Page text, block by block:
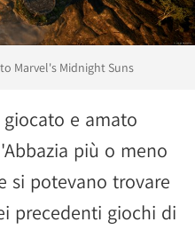
Marvel's Midnight Suns
e amato
più o meno
si potevano trovare
precedenti giochi di